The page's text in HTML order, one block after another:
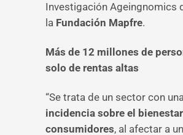
Investigación Ageingnomics
la Fundación Mapfre.
Más de 12 millones de
solo de rentas altas
“Se trata de un sector con
incidencia sobre el
consumidores, al afectar a